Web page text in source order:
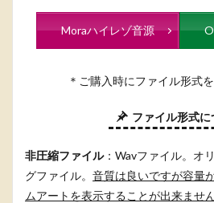
Moraハイレゾ音源
＊ご購入時にファイル形式
ファイル形式に
非圧縮ファイル：Wavファイル。オ
グファイル。 音質は良いですが容量
ムアートを表示することが出来ませ